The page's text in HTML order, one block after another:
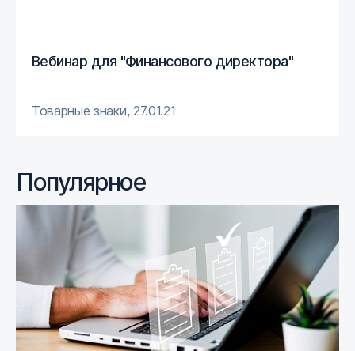
Вебинар для "Финансового директора"
Товарные знаки, 27.01.21
Популярное